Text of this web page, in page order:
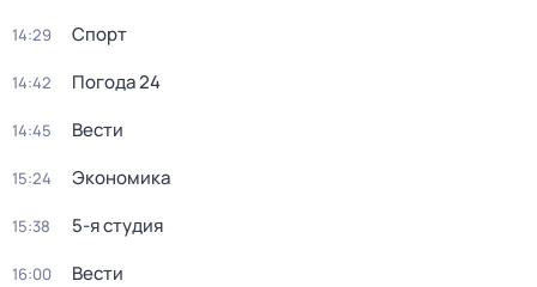
14:29 Спорт
14:42 Погода 24
14:45 Вести
15:24 Экономика
15:38 5-я студия
16:00 Вести